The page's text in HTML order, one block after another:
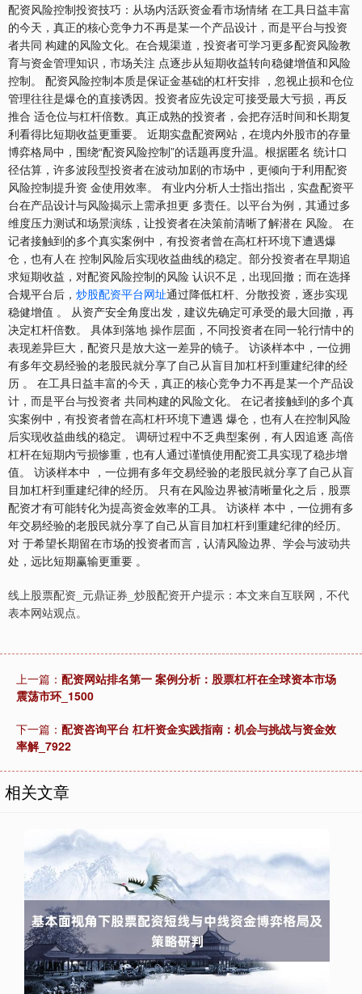
配资风险控制投资技巧：从场内活跃资金看市场情绪 在工具日益丰富
的今天，真正的核心竞争力不再是某一个产品设计，而是平台与投资
者共同 构建的风险文化。在合规渠道，投资者可学习更多配资风险教
育与资金管理知识，市场关注 点逐步从短期收益转向稳健增值和风险
控制。 配资风险控制本质是保证金基础的杠杆安排 ，忽视止损和仓位
管理往往是爆仓的直接诱因。投资者应先设定可接受最大亏损，再反
推合 适仓位与杠杆倍数。真正成熟的投资者，会把存活时间和长期复
利看得比短期收益更重要。 近期实盘配资网站，在境内外股市的存量
博弈格局中，围绕“配资风险控制”的话题再度升温。根据匿名 统计口
径估算，许多波段型投资者在波动加剧的市场中，更倾向于利用配资
风险控制提升资 金使用效率。 有业内分析人士指出指出，实盘配资平
台在产品设计与风险揭示上需承担更 多责任。以平台为例，其通过多
维度压力测试和场景演练，让投资者在决策前清晰了解潜在 风险。 在
记者接触到的多个真实案例中，有投资者曾在高杠杆环境下遭遇爆
仓，也有人在 控制风险后实现收益曲线的稳定。部分投资者在早期追
求短期收益，对配资风险控制的风险 认识不足，出现回撤；而在选择
合规平台后， 炒股配资平台网址通过降低杠杆、分散投资，逐步实现
稳健增值 。 从资产安全角度出发，建议先确定可承受的最大回撤，再
决定杠杆倍数。 具体到落地 操作层面，不同投资者在同一轮行情中的
表现差异巨大，配资只是放大这一差异的镜子。 访谈样本中，一位拥
有多年交易经验的老股民就分享了自己从盲目加杠杆到重建纪律的经
历 。 在工具日益丰富的今天，真正的核心竞争力不再是某一个产品设
计，而是平台与投资者 共同构建的风险文化。 在记者接触到的多个真
实案例中，有投资者曾在高杠杆环境下遭遇 爆仓，也有人在控制风险
后实现收益曲线的稳定。 调研过程中不乏典型案例，有人因追逐 高倍
杠杆在短期内亏损惨重，也有人通过谨慎使用配资工具实现了稳步增
值。 访谈样本中 ，一位拥有多年交易经验的老股民就分享了自己从盲
目加杠杆到重建纪律的经历。 只有在风险边界被清晰量化之后，股票
配资才有可能转化为提高资金效率的工具。 访谈样 本中，一位拥有多
年交易经验的老股民就分享了自己从盲目加杠杆到重建纪律的经历。
对 于希望长期留在市场的投资者而言，认清风险边界、学会与波动共
处，远比短期赢输更重要 。
线上股票配资_元鼎证券_炒股配资开户提示：本文来自互联网，不代
表本网站观点。
上一篇： 配资网站排名第一 案例分析：股票杠杆在全球资本市场
震荡市环_1500
下一篇： 配资咨询平台 杠杆资金实践指南：机会与挑战与资金效
率解_7922
相关文章